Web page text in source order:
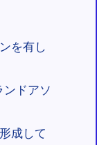
を有し
ドアソ
成して